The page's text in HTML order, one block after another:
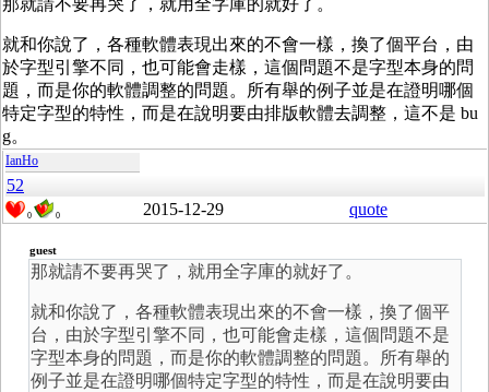
那就請不要再哭了，就用全字庫的就好了。
就和你說了，各種軟體表現出來的不會一樣，換了個平台，由
於字型引擎不同，也可能會走樣，這個問題不是字型本身的問
題，而是你的軟體調整的問題。所有舉的例子並是在證明哪個
特定字型的特性，而是在說明要由排版軟體去調整，這不是 bu
g。
IanHo
52
0 0 2015-12-29 quote
guest
那就請不要再哭了，就用全字庫的就好了。
就和你說了，各種軟體表現出來的不會一樣，換了個平
台，由於字型引擎不同，也可能會走樣，這個問題不是
字型本身的問題，而是你的軟體調整的問題。所有舉的
例子並是在證明哪個特定字型的特性，而是在說明要由